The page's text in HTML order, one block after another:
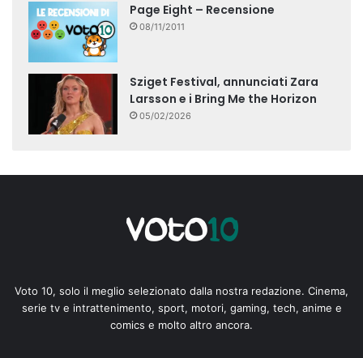
Page Eight – Recensione
08/11/2011
Sziget Festival, annunciati Zara
Larsson e i Bring Me the Horizon
05/02/2026
Voto 10, solo il meglio selezionato dalla nostra redazione. Cinema,
serie tv e intrattenimento, sport, motori, gaming, tech, anime e
comics e molto altro ancora.